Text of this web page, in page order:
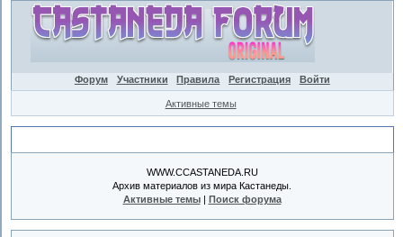
Форум Участники Правила Регистрация Войти
Активные темы
WWW.CCASTANEDA.RU
Архив материалов из мира Кастанеды.
Активные темы| Поиск форума